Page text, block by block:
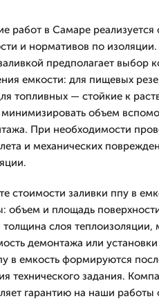
работ в Самаре
и нормативов по
предполагает выбор
емкости: для пищевых
топливных — стойкие к
минимизировать объем
При необходимости
и механических
стоимости заливки ппу в
объем и площадь
толщина слоя теплоизоляции,
демонтажа или
в емкость формируются
технического задания.
гарантию на наши работы